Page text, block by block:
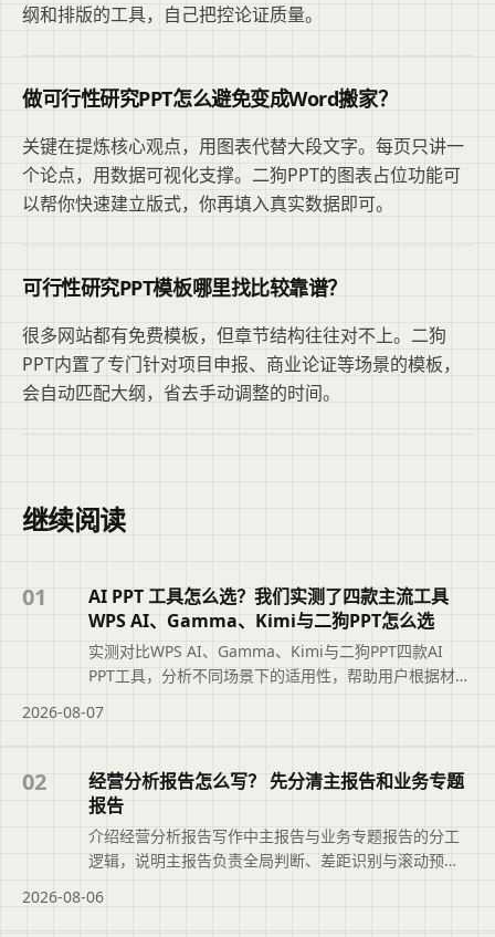
纲和排版的工具，自己把控论证质量。
做可行性研究PPT怎么避免变成Word搬家？
关键在提炼核心观点，用图表代替大段文字。每页只讲一
个论点，用数据可视化支撑。二狗PPT的图表占位功能可
以帮你快速建立版式，你再填入真实数据即可。
可行性研究PPT模板哪里找比较靠谱？
很多网站都有免费模板，但章节结构往往对不上。二狗
PPT内置了专门针对项目申报、商业论证等场景的模板，
会自动匹配大纲，省去手动调整的时间。
继续阅读
01
AI PPT 工具怎么选？我们实测了四款主流工具
WPS AI、Gamma、Kimi与二狗PPT怎么选
实测对比WPS AI、Gamma、Kimi与二狗PPT四款AI
PPT工具，分析不同场景下的适用性，帮助用户根据材料
目追求综合排名。摘要依据标题与正文整理，概括页面
断文章是否符合当前需求，再查看完整原文。
2026-08-07
02
经营分析报告怎么写？ 先分清主报告和业务专题
报告
介绍经营分析报告写作中主报告与业务专题报告的分工
逻辑，说明主报告负责全局判断、差距识别与滚动预
助避免数据堆砌与内容重复，推动报告从现象描述转向
2026-08-06